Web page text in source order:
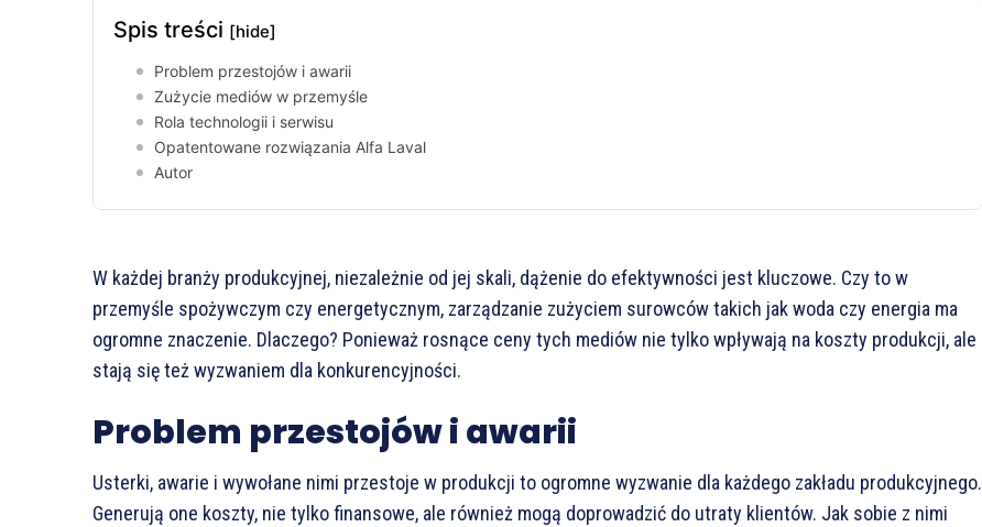
Spis treści [hide]
Problem przestojów i awarii
Zużycie mediów w przemyśle
Rola technologii i serwisu
Opatentowane rozwiązania Alfa Laval
Autor
W każdej branży produkcyjnej, niezależnie od jej skali, dążenie do efektywności jest kluczowe. Czy to w
przemyśle spożywczym czy energetycznym, zarządzanie zużyciem surowców takich jak woda czy energia ma
ogromne znaczenie. Dlaczego? Ponieważ rosnące ceny tych mediów nie tylko wpływają na koszty produkcji, ale
stają się też wyzwaniem dla konkurencyjności.
Problem przestojów i awarii
Usterki, awarie i wywołane nimi przestoje w produkcji to ogromne wyzwanie dla każdego zakładu produkcyjnego.
Generują one koszty, nie tylko finansowe, ale również mogą doprowadzić do utraty klientów. Jak sobie z nimi